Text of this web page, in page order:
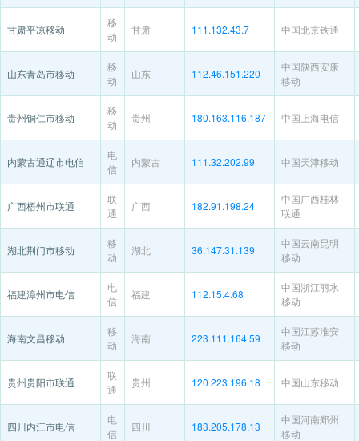
甘肃平凉移动
移
动
甘肃 111.132.43.7 中国北京铁通
山东青岛市移动
移
动
山东 112.46.151.220
中国陕西安康
移动
贵州铜仁市移动
移
动
贵州 180.163.116.187 中国上海电信
内蒙古通辽市电信
电
信
内蒙古 111.32.202.99 中国天津移动
广西梧州市联通
联
通
广西 182.91.198.24
中国广西桂林
联通
湖北荆门市移动
移
动
湖北 36.147.31.139
中国云南昆明
移动
福建漳州市电信
电
信
福建 112.15.4.68
中国浙江丽水
移动
海南文昌移动
移
动
海南 223.111.164.59
中国江苏淮安
移动
贵州贵阳市联通
联
通
贵州 120.223.196.18 中国山东移动
四川内江市电信
电
信
四川 183.205.178.13
中国河南郑州
移动